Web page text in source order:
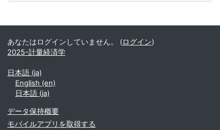
補助ブロック
あなたはログインしていません。 (ログイン)
2025-計量経済学
日本語 ‎(ja)‎
English ‎(en)‎
日本語 ‎(ja)‎
データ保持概要
モバイルアプリを取得する